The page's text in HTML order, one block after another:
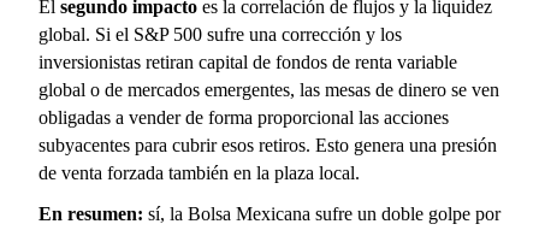
El segundo impacto es la correlación de flujos y la liquidez
global. Si el S&P 500 sufre una corrección y los
inversionistas retiran capital de fondos de renta variable
global o de mercados emergentes, las mesas de dinero se ven
obligadas a vender de forma proporcional las acciones
subyacentes para cubrir esos retiros. Esto genera una presión
de venta forzada también en la plaza local.
En resumen: sí, la Bolsa Mexicana sufre un doble golpe por